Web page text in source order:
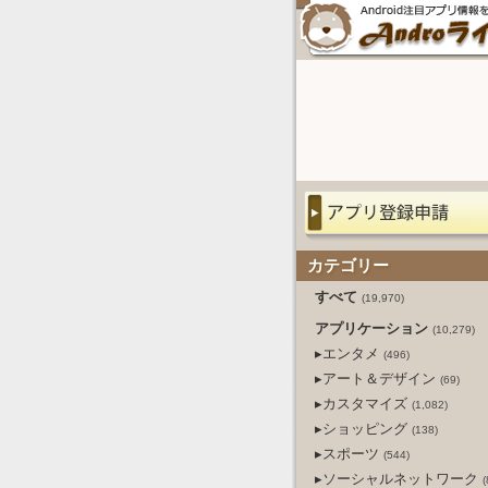
カテゴリー
すべて (19,970)
アプリケーション (10,279)
▸エンタメ (496)
▸アート＆デザイン (69)
▸カスタマイズ (1,082)
▸ショッピング (138)
▸スポーツ (544)
▸ソーシャルネットワーク